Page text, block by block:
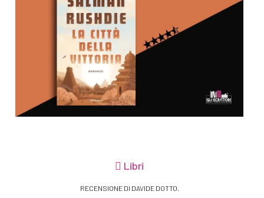
Libri
RECENSIONE DI DAVIDE DOTTO.